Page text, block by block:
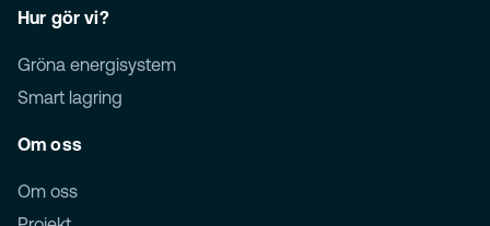
Hur gör vi?
Gröna energisystem
Smart lagring
Om oss
Om oss